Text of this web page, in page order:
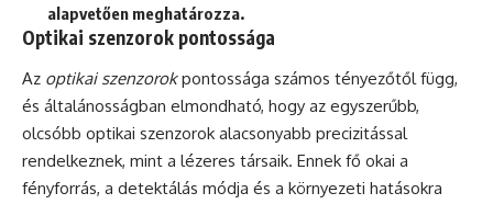
alapvetően meghatározza.
Optikai szenzorok pontossága
Az optikai szenzorokpontossága számos tényezőtől függ,
és általánosságban elmondható, hogy az egyszerűbb,
olcsóbb optikai szenzorok alacsonyabb precizitással
rendelkeznek, mint a lézeres társaik. Ennek fő okai a
fényforrás, a detektálás módja és a környezeti hatásokra